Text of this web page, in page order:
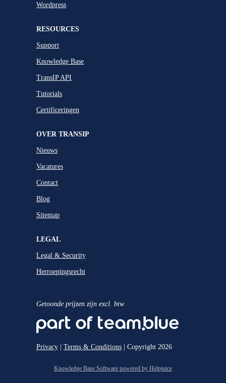
Wordpress
RESOURCES
Support
Knowledge Base
TransIP API
Tutorials
Certificeringen
OVER TRANSIP
Nieuws
Vacatures
Contact
Blog
Sitemap
LEGAL
Legal & Security
Herroepingsrecht
Getoonde prijzen zijn excl. btw
Privacy Terms & Conditions | Copyright 2026
Knowledge Base Software powered by Helpjuice